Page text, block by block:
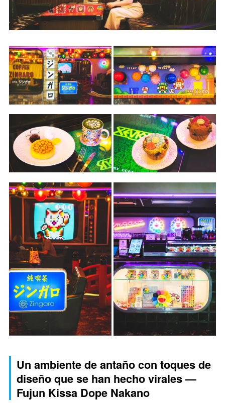
Un ambiente de antaño con toques de
diseño que se han hecho virales —
Fujun Kissa Dope Nakano